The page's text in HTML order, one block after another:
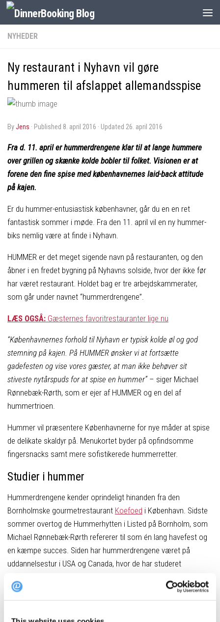
NYHEDER
Ny restaurant i Nyhavn vil gøre
hummeren til afslappet allemandsspise
byJens · Published 8. april 2016 · Updated 26. april 2016
Fra d. 11. april er hummerdrengene klar til at lange hummere
over grillen og skænke kolde bobler til folket. Visionen er at
forene den fine spise med københavnernes laid-back attitude
på kajen.
Er du hummer-entusiastisk københavner, går du en en ret
fantastisk sommer i møde. Fra den 11. april vil en ny hummer-
biks nemlig være at finde i Nyhavn.
HUMMER er det meget sigende navn på restauranten, og den
åbner i en fredet bygning på Nyhavns solside, hvor der ikke før
har været restaurant. Holdet bag er tre arbejdskammerater,
som går under navnet “hummerdrengene”.
LÆS OGSÅ: Gæsternes favoritrestauranter lige nu
“Københavnernes forhold til Nyhavn er typisk kolde øl og god
stemning på kajen. På HUMMER ønsker vi at fortsætte
gadefesten og vise vores gæster, at man ikke behøver sit
stiveste nytårspuds for at spise en hummer” – siger Michael
Rønnebæk-Rørth, som er ejer af HUMMER og en del af
hummertrioen.
Hummer vil præsentere Københavnerne for nye måder at spise
de delikate skaldyr på. Menukortet byder på opfindsomme
fingersnacks samt mere sofistikerede hummerretter.
Studier i hummer
Hummerdrengene kender oprindeligt hinanden fra den
Bornholmske gourmetrestaurant Koefoed i København. Sidste
sommer overtog de Hummerhytten i Listed på Bornholm, som
Michael Rønnebæk-Rørth refererer til som én lang havefest og
en kæmpe succes. Siden har hummerdrengene været på
uddannelsestur i USA og Canada, hvor de har studeret
menuen til både deres nye restaurant
og